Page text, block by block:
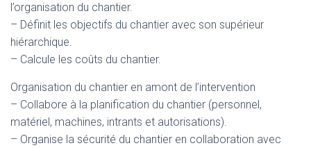
l’organisation du chantier.
– Définit les objectifs du chantier avec son supérieur
hiérarchique.
– Calcule les coûts du chantier.
Organisation du chantier en amont de l’intervention
– Collabore à la planification du chantier (personnel,
matériel, machines, intrants et autorisations).
– Organise la sécurité du chantier en collaboration avec